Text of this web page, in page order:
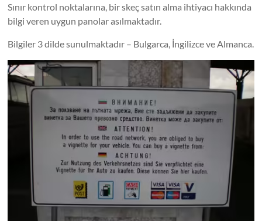
Sınır kontrol noktalarına, bir skeç satın alma ihtiyacı hakkında
bilgi veren uygun panolar asılmaktadır.
Bilgiler 3 dilde sunulmaktadır – Bulgarca, İngilizce ve Almanca.